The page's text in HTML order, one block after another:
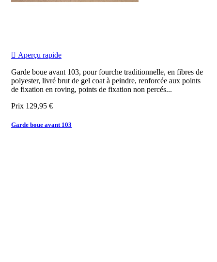
 Aperçu rapide
Garde boue avant 103, pour fourche traditionnelle, en fibres de
polyester, livré brut de gel coat à peindre, renforcée aux points
de fixation en roving, points de fixation non percés...
Prix 129,95 €
Garde boue avant 103